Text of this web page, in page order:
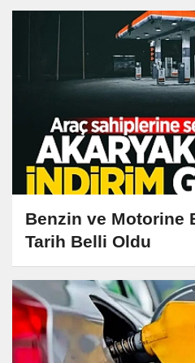
Benzin ve Motorine
Tarih Belli Oldu